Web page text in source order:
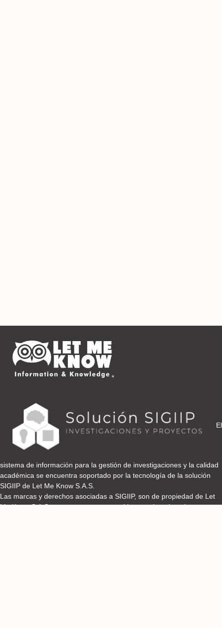
El
sistema de información para la gestión de investigaciones y la calidad
académica se encuentra soportado por la tecnología de la solución
SIGIIP de Let Me Know S.A.S.
Las marcas y derechos asociadas a SIGIIP, son de propiedad de Let
Me Know S.A.S y se encuentran protegidos por derechos de autor e